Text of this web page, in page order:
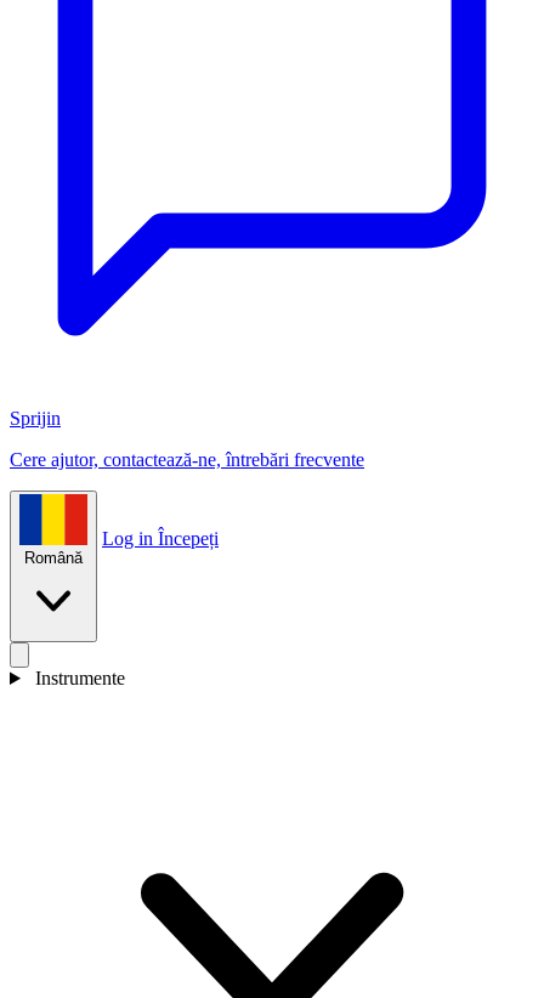
Sprijin
Cere ajutor, contactează-ne, întrebări frecvente
Română
Log in Începeți
Instrumente